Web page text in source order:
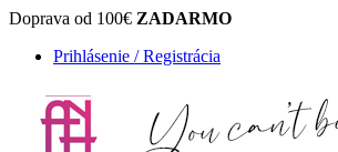
Doprava od 100€ ZADARMO
Prihlásenie / Registrácia